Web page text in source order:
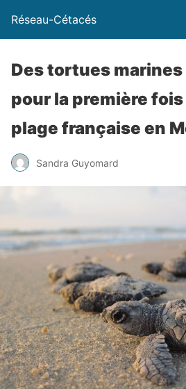
Réseau-Cétacés
Des tortues
pour la première
plage française en
Sandra Guyomard